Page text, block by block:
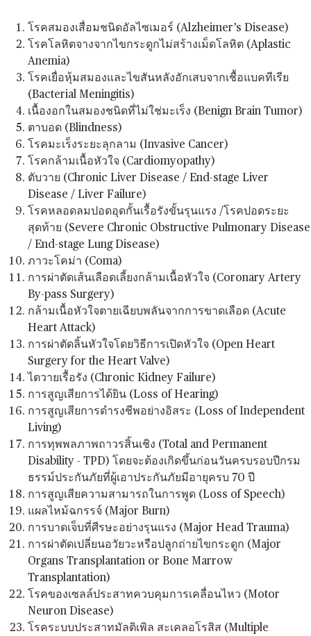
โรคสมองเสื่อมชนิดอัลไซเมอร์ (Alzheimer’s Disease)
โรคโลหิตจางจากไขกระดูกไม่สร้างเม็ดโลหิต (Aplastic
Anemia)
โรคเยื่อหุ้มสมองและไขสันหลังอักเสบจากเชื้อแบคทีเรีย
(Bacterial Meningitis)
เนื้องอกในสมองชนิดที่ไม่ใช่มะเร็ง (Benign Brain Tumor)
ตาบอด (Blindness)
โรคมะเร็งระยะลุกลาม (Invasive Cancer)
โรคกล้ามเนื้อหัวใจ (Cardiomyopathy)
ตับวาย (Chronic Liver Disease / End-stage Liver
Disease / Liver Failure)
โรคหลอดลมปอดอุดกั้นเรื้อรังขั้นรุนแรง /โรคปอดระยะ
สุดท้าย (Severe Chronic Obstructive Pulmonary Disease
/ End-stage Lung Disease)
ภาวะโคม่า (Coma)
การผ่าตัดเส้นเลือดเลี้ยงกล้ามเนื้อหัวใจ (Coronary Artery
By-pass Surgery)
กล้ามเนื้อหัวใจตายเฉียบพลันจากการขาดเลือด (Acute
Heart Attack)
การผ่าตัดลิ้นหัวใจโดยวิธีการเปิดหัวใจ (Open Heart
Surgery for the Heart Valve)
ไตวายเรื้อรัง (Chronic Kidney Failure)
การสูญเสียการได้ยิน (Loss of Hearing)
การสูญเสียการดำรงชีพอย่างอิสระ (Loss of Independent
Living)
การทุพพลภาพถาวรสิ้นเชิง (Total and Permanent
Disability - TPD) โดยจะต้องเกิดขึ้นก่อนวันครบรอบปีกรม
ธรรม์ประกันภัยที่ผู้เอาประกันภัยมีอายุครบ 70 ปี
การสูญเสียความสามารถในการพูด (Loss of Speech)
แผลไหม้ฉกรรจ์ (Major Burn)
การบาดเจ็บที่ศีรษะอย่างรุนแรง (Major Head Trauma)
การผ่าตัดเปลี่ยนอวัยวะหรือปลูกถ่ายไขกระดูก (Major
Organs Transplantation or Bone Marrow
Transplantation)
โรคของเซลล์ประสาทควบคุมการเคลื่อนไหว (Motor
Neuron Disease)
โรคระบบประสาทมัลติเพิล สะเคลอโรสิส (Multiple